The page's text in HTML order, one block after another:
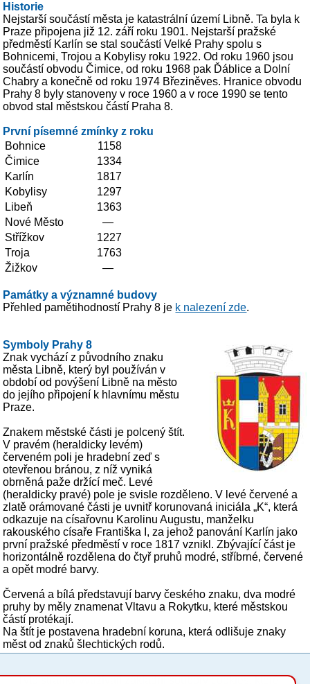
Historie
Nejstarší součástí města je katastrální území Libně. Ta byla k
Praze připojena již 12. září roku 1901. Nejstarší pražské
předměstí Karlín se stal součástí Velké Prahy spolu s
Bohnicemi, Trojou a Kobylisy roku 1922. Od roku 1960 jsou
součástí obvodu Čimice, od roku 1968 pak Ďáblice a Dolní
Chabry a konečně od roku 1974 Březiněves. Hranice obvodu
Prahy 8 byly stanoveny v roce 1960 a v roce 1990 se tento
obvod stal městskou částí Praha 8.
První písemné zmínky z roku
Bohnice
1158
Čimice
1334
Karlín
1817
Kobylisy
1297
Libeň
1363
Nové Město
—
Střížkov
1227
Troja
1763
Žižkov
—
Památky a významné budovy
Přehled pamětihodností Prahy 8 je k nalezení zde.
Symboly Prahy 8
Znak vychází z původního znaku
města Libně, který byl používán v
období od povýšení Libně na město
do jejího připojení k hlavnímu městu
Praze.
Znakem městské části je polcený štít.
V pravém (heraldicky levém)
červeném poli je hradební zeď s
otevřenou bránou, z níž vyniká
obrněná paže držící meč. Levé
(heraldicky pravé) pole je svisle rozděleno. V levé červené a
zlatě orámované části je uvnitř korunovaná iniciála „K“, která
odkazuje na císařovnu Karolinu Augustu, manželku
rakouského císaře Františka I, za jehož panování Karlín jako
první pražské předměstí v roce 1817 vznikl. Zbývající část je
horizontálně rozdělena do čtyř pruhů modré, stříbrné, červené
a opět modré barvy.
Červená a bílá představují barvy českého znaku, dva modré
pruhy by měly znamenat Vltavu a Rokytku, které městskou
částí protékají.
Na štít je postavena hradební koruna, která odlišuje znaky
měst od znaků šlechtických rodů.
Tyto stránky využívají základní soubory cookies, které